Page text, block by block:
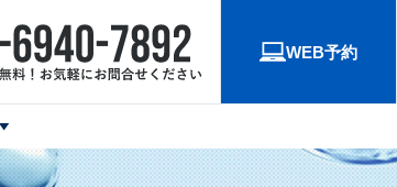
WEB予約